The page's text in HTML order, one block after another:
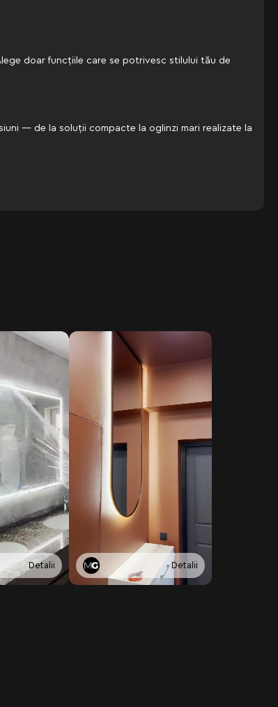
doar funcțiile care se potrivesc stilului tău de
— de la soluții compacte la oglinzi mari realizate la
Detalii Detalii